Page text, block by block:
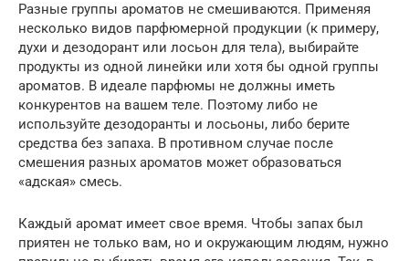
Разные группы ароматов не смешиваются. Применяя
несколько видов парфюмерной продукции (к примеру,
духи и дезодорант или лосьон для тела), выбирайте
продукты из одной линейки или хотя бы одной группы
ароматов. В идеале парфюмы не должны иметь
конкурентов на вашем теле. Поэтому либо не
используйте дезодоранты и лосьоны, либо берите
средства без запаха. В противном случае после
смешения разных ароматов может образоваться
«адская» смесь.
Каждый аромат имеет свое время. Чтобы запах был
приятен не только вам, но и окружающим людям, нужно